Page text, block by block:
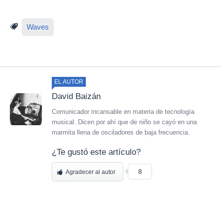
Waves
EL AUTOR
David Baizán
Comunicador incansable en materia de tecnología
musical. Dicen por ahí que de niño se cayó en una
marmita llena de osciladores de baja frecuencia.
¿Te gustó este artículo?
Agradecer al autor 8